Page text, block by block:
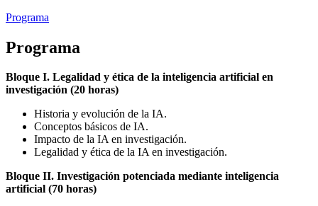
Programa
Programa
Bloque I. Legalidad y ética de la inteligencia artificial en
investigación (20 horas)
Historia y evolución de la IA.
Conceptos básicos de IA.
Impacto de la IA en investigación.
Legalidad y ética de la IA en investigación.
Bloque II. Investigación potenciada mediante inteligencia
artificial (70 horas)